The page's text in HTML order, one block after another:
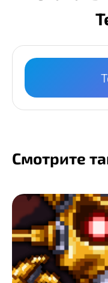
Смотрите